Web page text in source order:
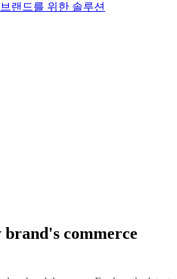
랜드를 위한 솔루션
commerce